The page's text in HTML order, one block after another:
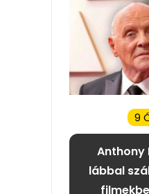
9
Anthony
lábbal